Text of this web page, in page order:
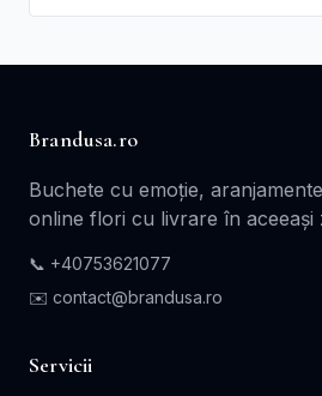
Brandusa.ro
Buchete cu emoție,
online flori cu livrare în aceeași
📞 +40753621077
✉️ contact@brandusa.ro
Servicii